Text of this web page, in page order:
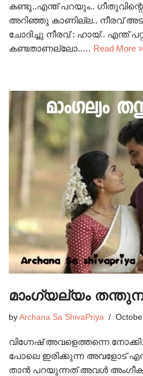
കണ്ടു..എന്ത് പറയും..
അറിഞ്ഞു കാണില്ല.. നീരവ്
ചോദിച്ചു നീരവ് : ഹായ്.. എന്ത്
കണ്ടതാണല്ലോ..… Read More »
മാംഗ്യല്യം
by Archana Sa ShivaPriya
വിഗ്നേഷ് അവളെത്തന്നെ
പോലെ ഇരിക്കുന്ന അവളോട്
താൻ പറയുന്നത് അവൾ